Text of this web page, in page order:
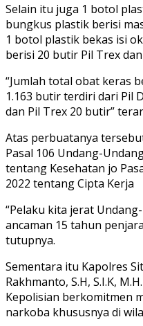
Selain itu juga 1 botol
bungkus plastik berisi
1 botol plastik bekas isi
berisi 20 butir Pil Trex
“Jumlah total obat keras
1.163 butir terdiri dari Pil
dan Pil Trex 20 butir”
Atas perbuatanya
Pasal 106 Undang-
tentang Kesehatan jo
2022 tentang Cipta Kerja
“Pelaku kita jerat
ancaman 15 tahun
tutupnya.
Sementara itu Kapolres
Rakhmanto, S.H, S.I.K,
Kepolisian berkomitmen
narkoba khususnya di